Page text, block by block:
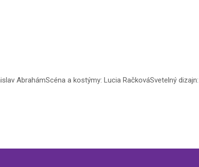
AbrahámScéna a kostýmy: Lucia RačkováSvetelný